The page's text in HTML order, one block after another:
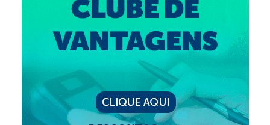
Responsabilidade Técnica
Legislações
Portarias
Resoluções